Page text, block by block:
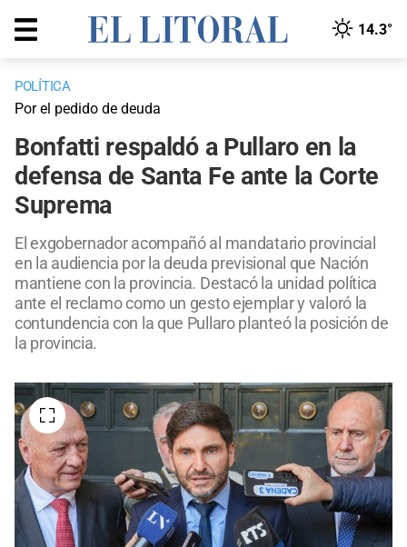
14.3°
POLÍTICA
Por el pedido de deuda
Bonfatti respaldó a Pullaro en la
defensa de Santa Fe ante la Corte
Suprema
El exgobernador acompañó al mandatario provincial
en la audiencia por la deuda previsional que Nación
mantiene con la provincia. Destacó la unidad política
ante el reclamo como un gesto ejemplar y valoró la
contundencia con la que Pullaro planteó la posición de
la provincia.